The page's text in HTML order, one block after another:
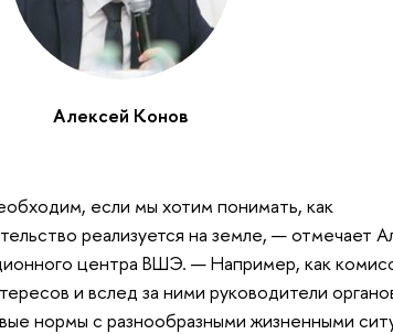
Алексей Конов
если мы хотим понимать, как
реализуется на земле, — отмечает
центра ВШЭ. — Например, как
и вслед за ними руководители
нормы с разнообразными жизненными